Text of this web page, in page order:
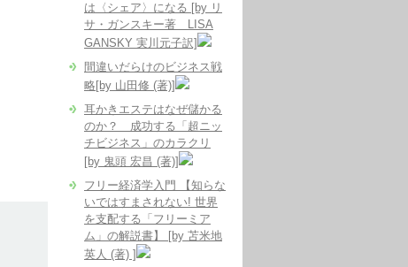
は〈シェア〉になる [by リ
サ・ガンスキー著 LISA
GANSKY 実川元子訳]
間違いだらけのビジネス戦
略[by 山田修 (著)]
耳かきエステはなぜ儲かる
のか？ 成功する「超ニッ
チビジネス」のカラクリ
[by 鬼頭 宏昌 (著)]
フリー経済学入門 【知らな
いではすまされない! 世界
を支配する「フリーミア
ム」の解説書】 [by 苫米地
英人 (著) ]